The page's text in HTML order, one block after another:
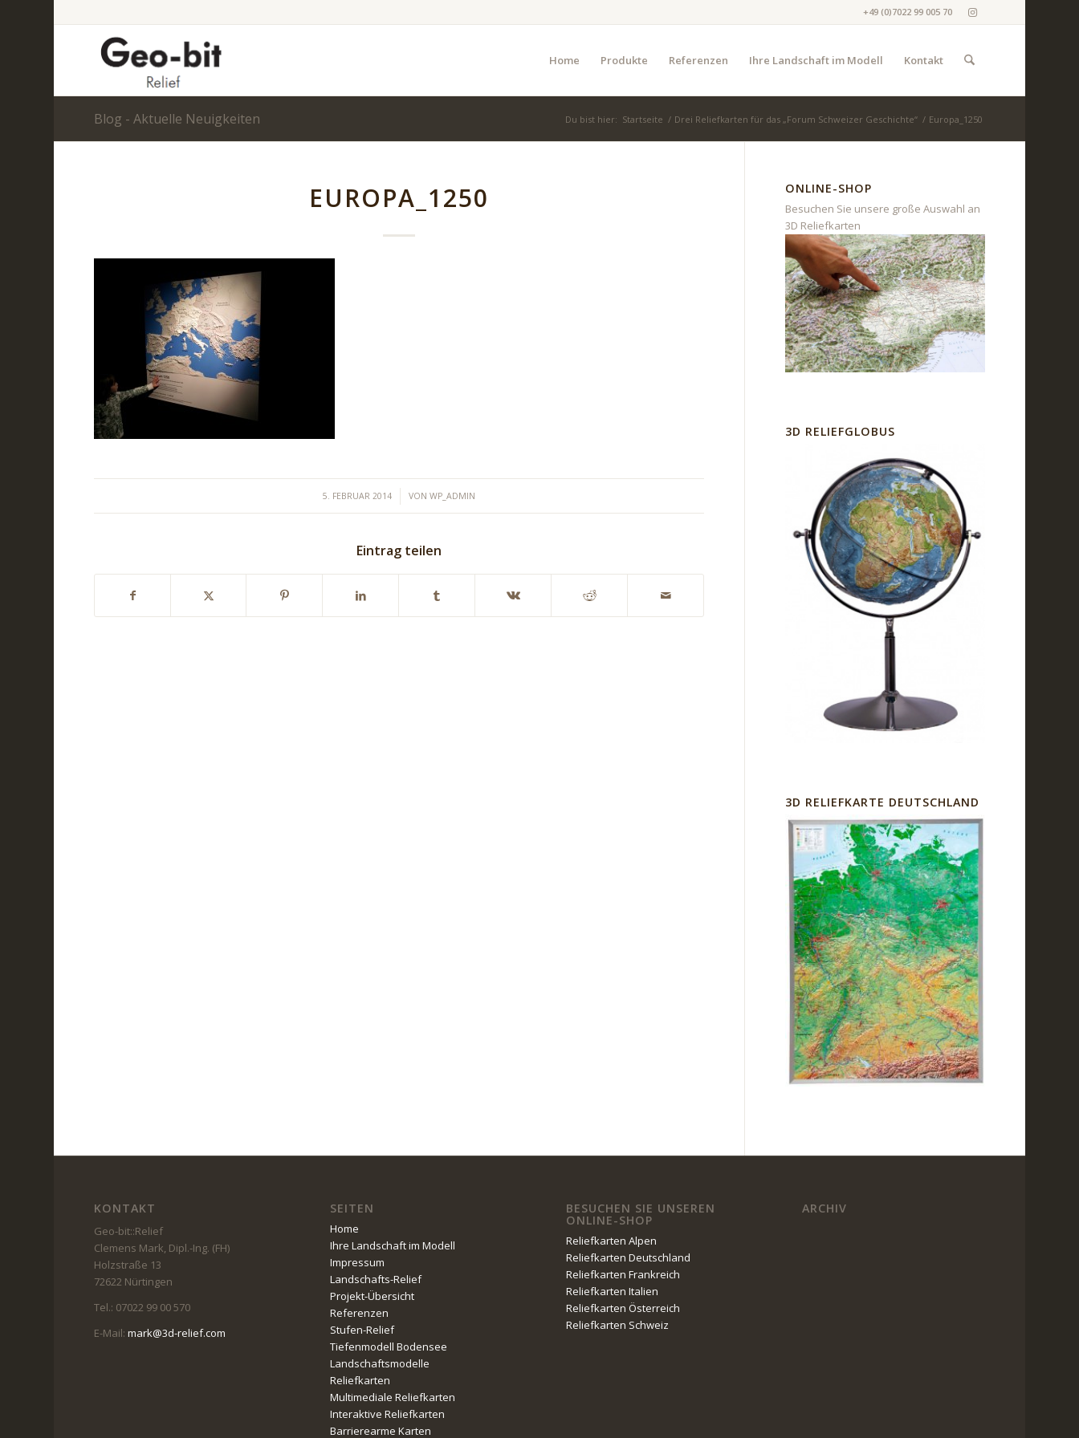
+49 (0)7022 99 005 70
Home Produkte Referenzen Ihre Landschaft im Modell Kontakt
Blog - Aktuelle Neuigkeiten Du bist hier: Startseite / Drei Reliefkarten für das „Forum Schweizer Geschichte“ / Europa_1250
EUROPA_1250
5. FEBRUAR 2014
/ VONWP_ADMIN
Eintrag teilen
ONLINE-SHOP
Besuchen Sie unsere große Auswahl an
3D Reliefkarten
3D RELIEFGLOBUS
3D RELIEFKARTE DEUTSCHLAND
KONTAKT
Geo-bit::Relief
Clemens Mark, Dipl.-Ing. (FH)
Holzstraße 13
72622 Nürtingen
Tel.: 07022 99 00 570
E-Mail:mark@3d-relief.com
SEITEN
Home
Ihre Landschaft im Modell
Impressum
Landschafts-Relief
Projekt-Übersicht
Referenzen
Stufen-Relief
Tiefenmodell Bodensee
Landschaftsmodelle
Reliefkarten
Multimediale Reliefkarten
Interaktive Reliefkarten
Barrierearme Karten
BESUCHEN SIE UNSEREN
ONLINE-SHOP
Reliefkarten Alpen
Reliefkarten Deutschland
Reliefkarten Frankreich
Reliefkarten Italien
Reliefkarten Österreich
Reliefkarten Schweiz
ARCHIV